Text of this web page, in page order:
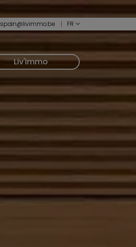
spain@livimmo.be FR
Liv'Immo